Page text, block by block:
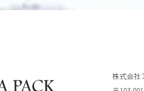
株式会社